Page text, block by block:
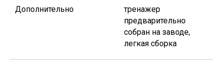
Дополнительно
тренажер
предварительно
собран на заводе,
легкая сборка